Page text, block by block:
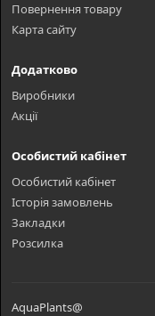
Повернення товару
Карта сайту
Додатково
Виробники
Акції
Особистий кабінет
Особистий кабінет
Історія замовлень
Закладки
Розсилка
AquaPlants@